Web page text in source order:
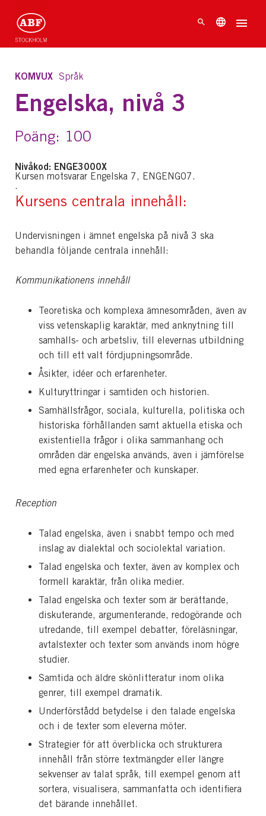
KOMVUX Språk
Engelska, nivå 3
Poäng: 100
Nivåkod: ENGE3000X
Kursen motsvarar Engelska 7, ENGENG07.
.
Kursens centrala innehåll:
Undervisningen i ämnet engelska på nivå 3 ska
behandla följande centrala innehåll:
Kommunikationens innehåll
Teoretiska och komplexa ämnesområden, även av
viss vetenskaplig karaktär, med anknytning till
samhälls- och arbetsliv, till elevernas utbildning
och till ett valt fördjupningsområde.
Åsikter, idéer och erfarenheter.
Kulturyttringar i samtiden och historien.
Samhällsfrågor, sociala, kulturella, politiska och
historiska förhållanden samt aktuella etiska och
existentiella frågor i olika sammanhang och
områden där engelska används, även i jämförelse
med egna erfarenheter och kunskaper.
Reception
Talad engelska, även i snabbt tempo och med
inslag av dialektal och sociolektal variation.
Talad engelska och texter, även av komplex och
formell karaktär, från olika medier.
Talad engelska och texter som är berättande,
diskuterande, argumenterande, redogörande och
utredande, till exempel debatter, föreläsningar,
avtalstexter och texter som används inom högre
studier.
Samtida och äldre skönlitteratur inom olika
genrer, till exempel dramatik.
Underförstådd betydelse i den talade engelska
och i de texter som eleverna möter.
Strategier för att överblicka och strukturera
innehåll från större textmängder eller längre
sekvenser av talat språk, till exempel genom att
sortera, visualisera, sammanfatta och identifiera
det bärande innehållet.